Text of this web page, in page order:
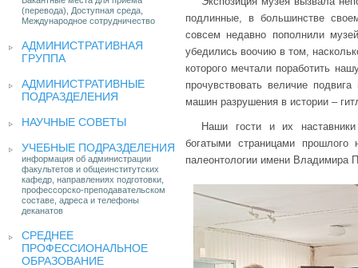
(перевода), Доступная среда,
Международное сотрудничество
АДМИНИСТРАТИВНАЯ
ГРУППА
АДМИНИСТРАТИВНЫЕ
ПОДРАЗДЕЛЕНИЯ
НАУЧНЫЕ СОВЕТЫ
УЧЕБНЫЕ ПОДРАЗДЕЛЕНИЯ
информация об администрации
факультетов и общеинститутских
кафедр, направлениях подготовки,
профессорско-преподавательском
составе, адреса и телефоны
деканатов
СРЕДНЕЕ
ПРОФЕССИОНАЛЬНОЕ
ОБРАЗОВАНИЕ
подлинные, в большинстве
совсем недавно пополнили
убедились воочию в том,
которого мечтали поработить
прочувствовать величие
машин разрушения в истории –
Наши гости и их
богатыми страницами прошлого
палеонтологии имени Владимира